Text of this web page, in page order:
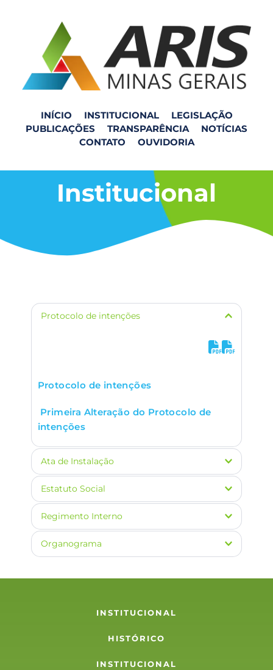
INÍCIO INSTITUCIONAL
LEGISLAÇÃO
PUBLICAÇÕES
TRANSPARÊNCIA
NOTÍCIAS
CONTATO
OUVIDORIA
Institucional
Protocolo de intenções
Protocolo de intenções
intenções
Ata de Instalação
Ata de instalação
Estatuto Social
Estatuto Social
Regimento Interno
Organograma
OrganogramaINSTITUCIONAL
HISTÓRICO
INSTITUCIONAL